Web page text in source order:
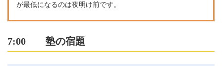
が最低になるのは夜明け前です。
7:00 塾の宿題